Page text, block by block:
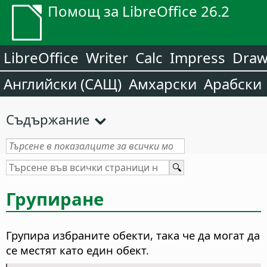
Помощ за LibreOffice 26.2
LibreOffice Writer Calc Impress
Английски (САЩ) Амхарски Арабски
Съдържание
Групиране
Групира избраните обекти, така че да могат да
се местят като един обект.